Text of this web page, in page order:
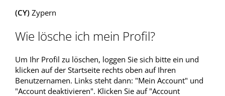
(CY) Zypern
Wie lösche ich mein Profil?
Um Ihr Profil zu löschen, loggen Sie sich bitte ein und
klicken auf der Startseite rechts oben auf Ihren
Benutzernamen. Links steht dann: "Mein Account" und
"Account deaktivieren". Klicken Sie auf "Account